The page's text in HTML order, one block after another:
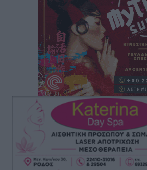
πριν 21 ώρες
Από την παράδοση της Ρόδου στα
εργαστήρια: Το μελεκούνι αποκτά
επιστημονικό ενδιαφέρον
Πολιτιστικά• πριν 22 ώρες
Επίσκεψη θα πραγματοποιήσει στη
Σεπτέμβριο η Όλγα Κεφαλογιάννη
Τοπικές Ειδήσεις• πριν 22 ώρες
Γιώργος Χατζημάρκος: Στηρίζουμε
που γίνονται στα νησιά μας γιατί ο